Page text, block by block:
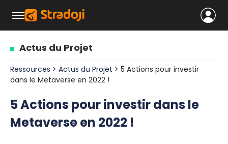
Actus du Projet
Ressources > Actus du Projet > 5 Actions pour investir
dans le Metaverse en 2022 !
5 Actions pour investir dans le
Metaverse en 2022 !